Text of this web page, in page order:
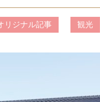
リジナル記事 観光